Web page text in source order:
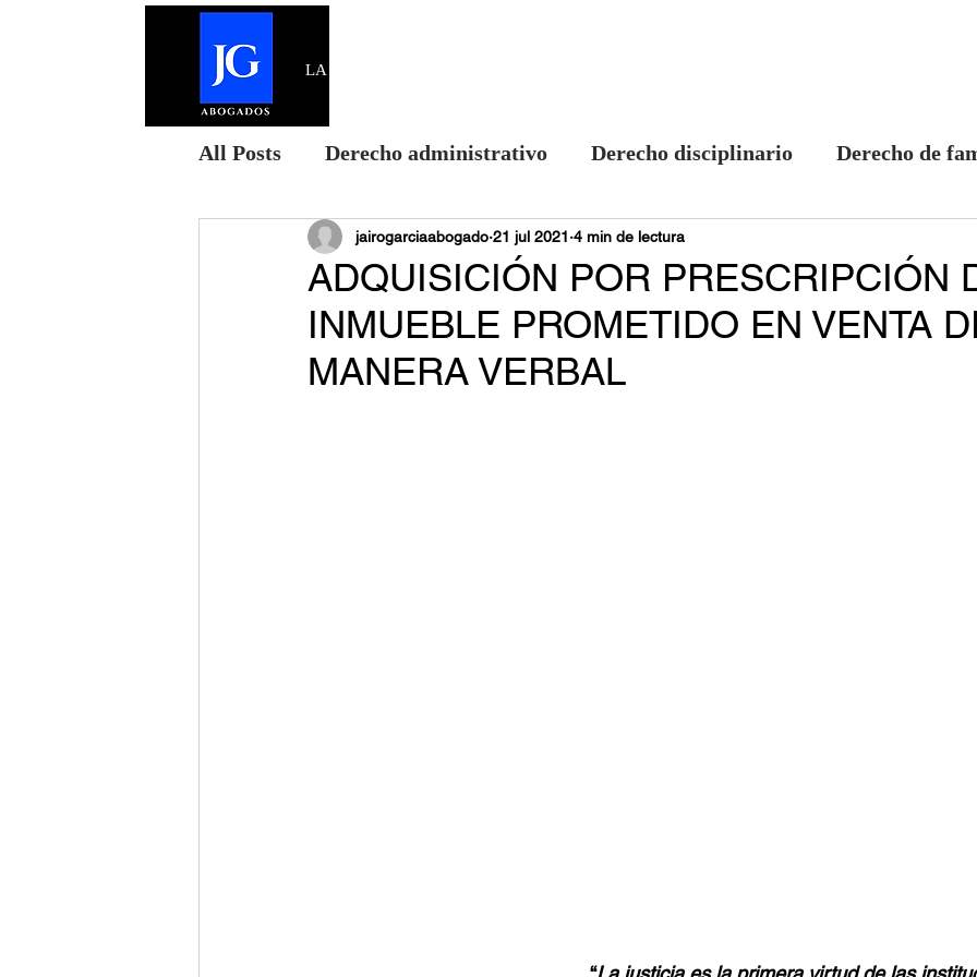
LA FIRMA
All Posts Derecho administrativo Derecho disciplinario Derecho de
Derecho civil noticias Asuntos procesales
derecho comercial Derecho Comercial
ADQUISICIÓN POR PRESCRIPCIÓN
INMUEBLE PROMETIDO EN VENTA
MANERA VERBAL
jairogarciaabogado 21 jul 2021 4 min de lectura